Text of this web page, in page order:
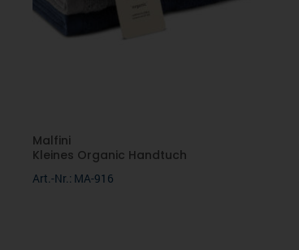
Malfini
Kleines Organic Handtuch
Art.-Nr.: MA-916